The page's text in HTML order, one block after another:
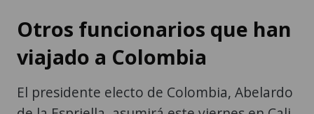
viajado a Colombia
El presidente electo de Colombia, Abelardo
de la Espriella, asumirá este viernes en Cali
(suroeste) el cargo para el periodo 2026-